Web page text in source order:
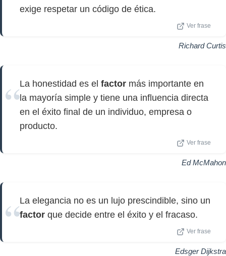
exige respetar un código de ética.
Ver frase
Richard Curtis
La honestidad es el factor más importante en
la mayoría simple y tiene una influencia directa
en el éxito final de un individuo, empresa o
producto.
Ver frase
Ed McMahon
La elegancia no es un lujo prescindible, sino un
factor que decide entre el éxito y el fracaso.
Ver frase
Edsger Dijkstra